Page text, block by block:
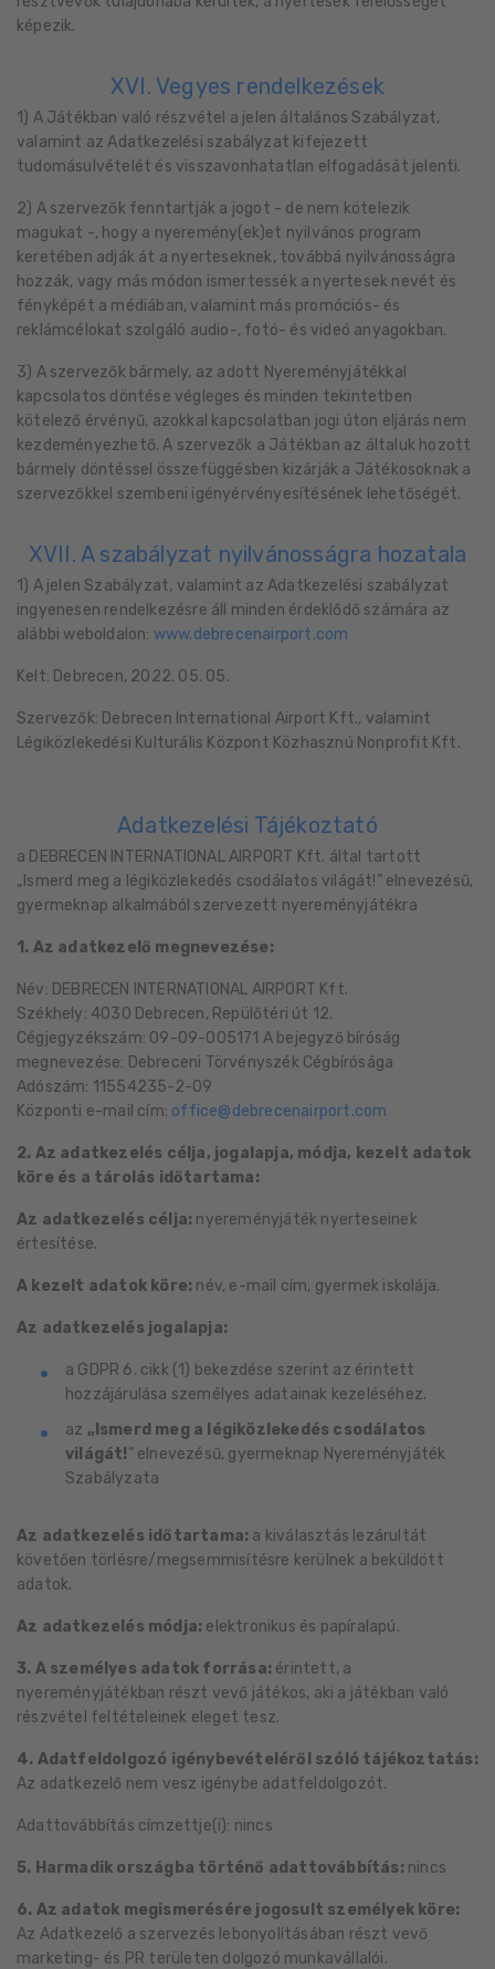
képezik.
XVI. Vegyes rendelkezések
1) A Játékban való részvétel a jelen általános Szabályzat,
valamint az Adatkezelési szabályzat kifejezett
tudomásulvételét és visszavonhatatlan elfogadását jelenti.
2) A szervezők fenntartják a jogot - de nem kötelezik
magukat -, hogy a nyeremény(ek)et nyilvános program
keretében adják át a nyerteseknek, továbbá nyilvánosságra
hozzák, vagy más módon ismertessék a nyertesek nevét és
fényképét a médiában, valamint más promóciós- és
reklámcélokat szolgáló audio-, fotó- és videó anyagokban.
3) A szervezők bármely, az adott Nyereményjátékkal
kapcsolatos döntése végleges és minden tekintetben
kötelező érvényű, azokkal kapcsolatban jogi úton eljárás nem
kezdeményezhető. A szervezők a Játékban az általuk hozott
bármely döntéssel összefüggésben kizárják a Játékosoknak a
szervezőkkel szembeni igényérvényesítésének lehetőségét.
XVII. A szabályzat nyilvánosságra hozatala
1) A jelen Szabályzat, valamint az Adatkezelési szabályzat
ingyenesen rendelkezésre áll minden érdeklődő számára az
alábbi weboldalon: www.debrecenairport.com
Kelt: Debrecen, 2022. 05. 05.
Szervezők: Debrecen International Airport Kft., valamint
Légiközlekedési Kulturális Központ Közhasznú Nonprofit Kft.
Adatkezelési Tájékoztató
a DEBRECEN INTERNATIONAL AIRPORT Kft. által tartott
„Ismerd meg a légiközlekedés csodálatos világát!” elnevezésű,
gyermeknap alkalmából szervezett nyereményjátékra
1. Az adatkezelő megnevezése:
Név: DEBRECEN INTERNATIONAL AIRPORT Kft.
Székhely: 4030 Debrecen, Repülőtéri út 12.
Cégjegyzékszám: 09-09-005171 A bejegyző bíróság
megnevezése: Debreceni Törvényszék Cégbírósága
Adószám: 11554235-2-09
Központi e-mail cím:
@
2. Az adatkezelés célja, jogalapja, módja, kezelt adatok
köre és a tárolás időtartama:
Az adatkezelés célja: nyereményjáték nyerteseinek
értesítése.
A kezelt adatok köre: név, e-mail cím, gyermek iskolája.
Az adatkezelés jogalapja:
a GDPR 6. cikk (1) bekezdése szerint az érintett
hozzájárulása személyes adatainak kezeléséhez.
az „Ismerd meg a légiközlekedés csodálatos
világát!” elnevezésű, gyermeknap Nyereményjáték
Szabályzata
Az adatkezelés időtartama: a kiválasztás lezárultát
követően törlésre/megsemmisítésre kerülnek a beküldött
adatok.
Az adatkezelés módja: elektronikus és papíralapú.
3. A személyes adatok forrása: érintett, a
nyereményjátékban részt vevő játékos, aki a játékban való
részvétel feltételeinek eleget tesz.
4. Adatfeldolgozó igénybevételéről szóló tájékoztatás:
Az adatkezelő nem vesz igénybe adatfeldolgozót.
Adattovábbítás címzettje(i): nincs
5. Harmadik országba történő adattovábbítás: nincs
6. Az adatok megismerésére jogosult személyek köre:
Az Adatkezelő a szervezés lebonyolításában részt vevő
marketing- és PR területen dolgozó munkavállalói.